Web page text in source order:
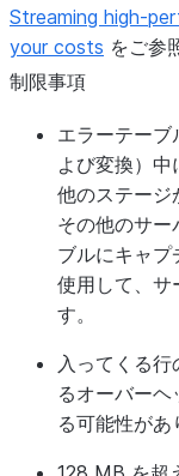
Streaming high-
your costs をご参
制限事項
エラーテーブ
よび変換）中
他のステー
その他のサー
ブルにキャプ
使用して、サ
す。
入ってくる
るオーバー
る可能性があ